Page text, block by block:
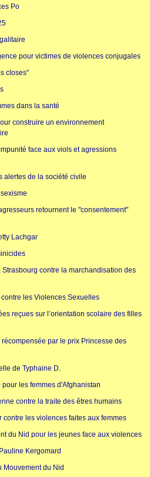
Po
pour victimes de violences conjugales
closes"
dans la santé
construire un environnement
face aux viols et agressions
alertes de la société civile
retournent le "consentement"
Lachgar
contre la marchandisation des
les Violences Sexuelles
reçues sur l’orientation scolaire des filles
par le prix Princesse des
de Typhaine D.
les femmes d'Afghanistan
contre la traite des êtres humains
les violences faites aux femmes
du Nid pour les jeunes face aux violences
Kergomard
du Nid